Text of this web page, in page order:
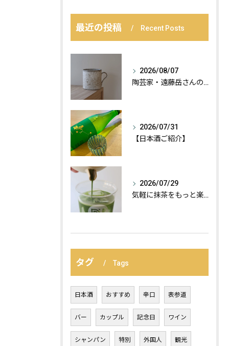
最近の投稿 Recent Posts
2026/08/07
陶芸家・遠藤岳さんの作品が届きました。
2026/07/31
【日本酒ご紹介】
2026/07/29
気軽に抹茶をもっと楽しむ、おすすめの飲み方の紹介:
タグ Tags
日本酒 おすすめ 辛口 表参道
バー カップル 記念日 ワイン
シャンパン 特別 外国人 観光